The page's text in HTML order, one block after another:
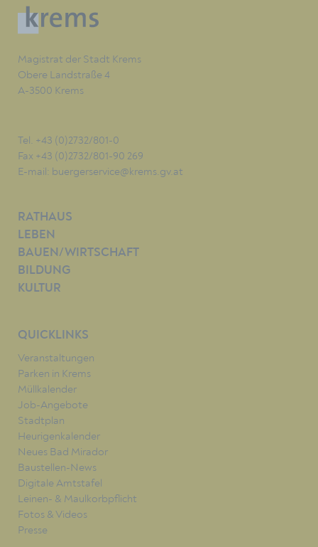
Magistrat der Stadt Krems
Obere Landstraße 4
A-3500 Krems
Tel. +43 (0)2732/801-0
Fax +43 (0)2732/801-90 269
E-mail: buergerservice@krems.gv.at
RATHAUS
LEBEN
BAUEN/WIRTSCHAFT
BILDUNG
KULTUR
QUICKLINKS
Veranstaltungen
Parken in Krems
Müllkalender
Job-Angebote
Stadtplan
Heurigenkalender
Neues Bad Mirador
Baustellen-News
Digitale Amtstafel
Leinen- & Maulkorbpflicht
Fotos & Videos
Presse